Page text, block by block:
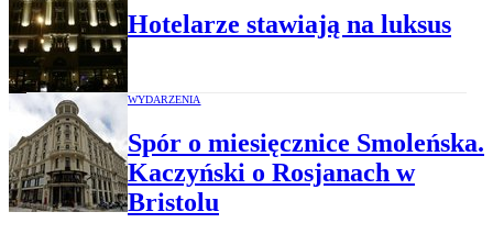
Hotelarze stawiają na luksus
WYDARZENIA
Spór o miesięcznice Smoleńska.
Kaczyński o Rosjanach w
Bristolu